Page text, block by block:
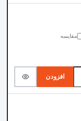
مقایسه
افزودن